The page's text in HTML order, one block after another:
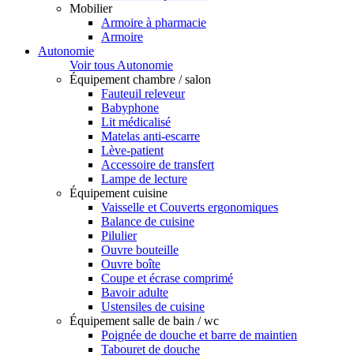
Mobilier
Armoire à pharmacie
Armoire
Autonomie
Voir tous Autonomie
Équipement chambre / salon
Fauteuil releveur
Babyphone
Lit médicalisé
Matelas anti-escarre
Lève-patient
Accessoire de transfert
Lampe de lecture
Équipement cuisine
Vaisselle et Couverts ergonomiques
Balance de cuisine
Pilulier
Ouvre bouteille
Ouvre boîte
Coupe et écrase comprimé
Bavoir adulte
Ustensiles de cuisine
Équipement salle de bain / wc
Poignée de douche et barre de maintien
Tabouret de douche